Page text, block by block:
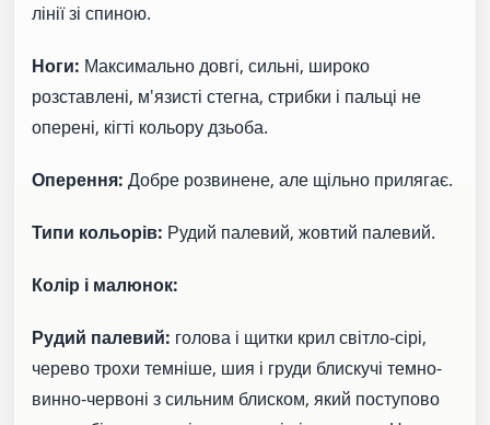
лінії зі спиною.
Ноги: Максимально довгі, сильні, широко
розставлені, м'язисті стегна, стрибки і пальці не
оперені, кігті кольору дзьоба.
Оперення: Добре розвинене, але щільно прилягає.
Типи кольорів: Рудий палевий, жовтий палевий.
Колір і малюнок:
Рудий палевий: голова і щитки крил світло-сірі,
черево трохи темніше, шия і груди блискучі темно-
винно-червоні з сильним блиском, який поступово